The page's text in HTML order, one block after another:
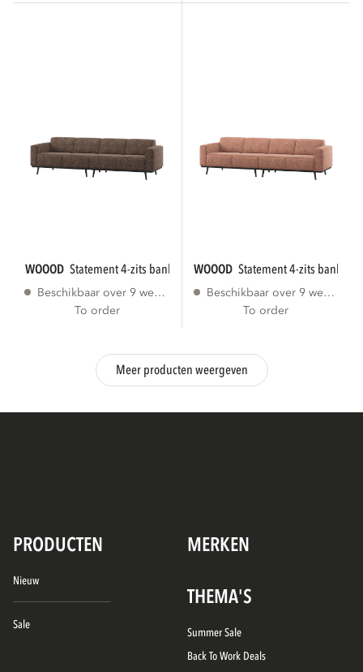
WOOOD statement 4-zits bank 280 cm bruin...
Beschikbaar over 9 weken
To order
WOOOD statement 4-zits bank
Beschikbaar over 9 weken
To order
Meer producten weergeven
PRODUCTEN MERKEN
Nieuw
Sale
THEMA'S
Summer Sale
Back To Work Deals